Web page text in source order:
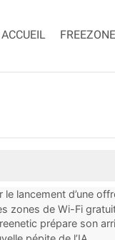
ACCUEIL FREEZONE
le lancement d’une
zones de Wi-Fi
prépare son
la